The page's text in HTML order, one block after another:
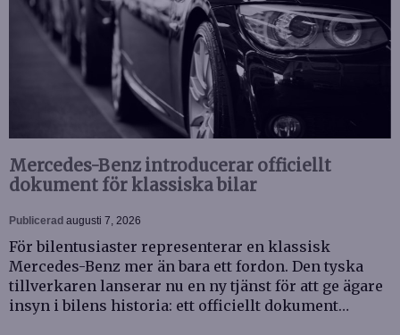
Mercedes-Benz introducerar officiellt
dokument för klassiska bilar
Publicerad augusti 7, 2026
För bilentusiaster representerar en klassisk
Mercedes-Benz mer än bara ett fordon. Den tyska
tillverkaren lanserar nu en ny tjänst för att ge ägare
insyn i bilens historia: ett officiellt dokument…